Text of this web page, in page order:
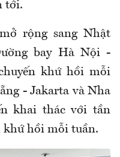
tới.
rộng sang Nhật
bay Hà Nội -
khứ hồi mỗi
- Jakarta và Nha
khai thác với tần
khứ hồi mỗi tuần.